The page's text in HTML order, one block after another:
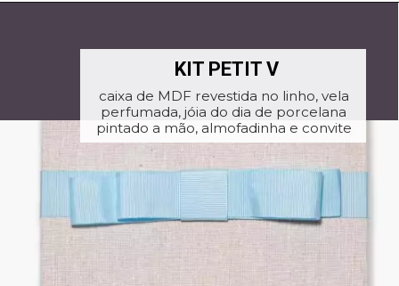
KIT PETIT V
caixa de MDF revestida no linho, vela
perfumada, jóia do dia de porcelana
pintado a mão, almofadinha e convite